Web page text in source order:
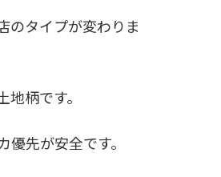
のタイプが変わりま
柄です。
先が安全です。